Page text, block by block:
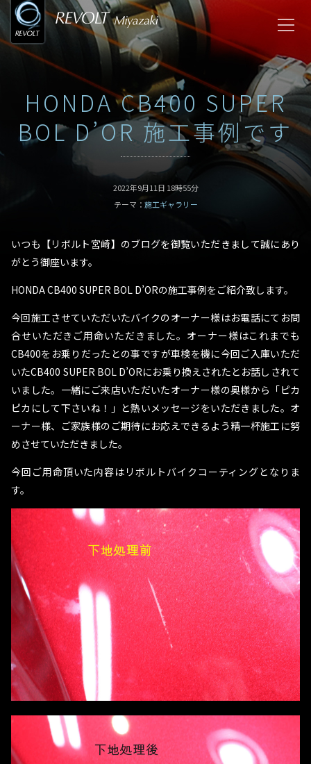
HONDA CB400 SUPER
BOL D’OR 施工事例です
2022年9月11日 18時55分
テーマ： 施工ギャラリー
いつも【リボルト宮崎】のブログを御覧いただきまして誠にあり
がとう御座います。
HONDA CB400 SUPER BOL D’ORの施工事例をご紹介致します。
今回施工させていただいたバイクのオーナー様はお電話にてお問
合せいただきご用命いただきました。オーナー様はこれまでも
CB400をお乗りだったとの事ですが車検を機に今回ご入庫いただ
いたCB400 SUPER BOL D’ORにお乗り換えされたとお話しされて
いました。一緒にご来店いただいたオーナー様の奥様から「ピカ
ピカにして下さいね！」と熱いメッセージをいただきました。オ
ーナー様、ご家族様のご期待にお応えできるよう精一杯施工に努
めさせていただきました。
今回ご用命頂いた内容はリボルトバイクコーティングとなりま
す。